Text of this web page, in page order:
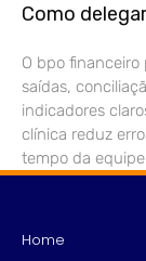
Como
O bpo
saídas,
indicadores
clínica reduz
tempo da
Home